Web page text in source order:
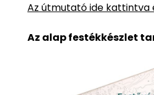
Az útmutató ide kattintva
Az alap festékkészlet